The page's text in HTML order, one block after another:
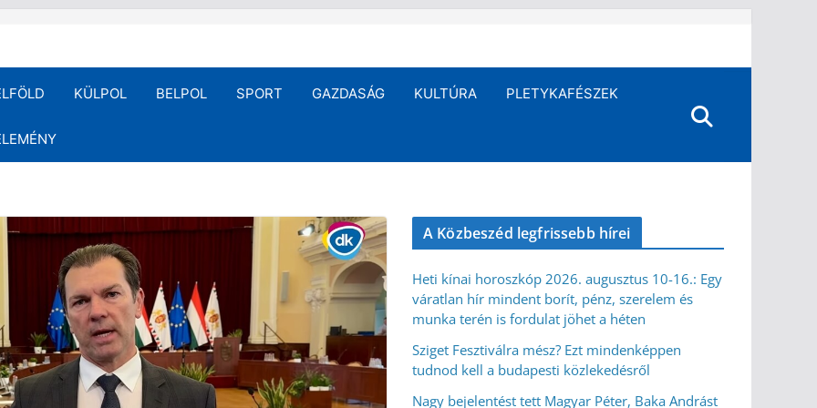
KÜLPOL BELPOL SPORT GAZDASÁG KULTÚRA PLETYKAFÉSZEK
A Közbeszéd legfrissebb hírei
Heti kínai horoszkóp 2026. augusztus 10-16.: Egy
váratlan hír mindent borít, pénz, szerelem és
munka terén is fordulat jöhet a héten
Sziget Fesztiválra mész? Ezt mindenképpen
tudnod kell a budapesti közlekedésről
Nagy bejelentést tett Magyar Péter, Baka Andrást